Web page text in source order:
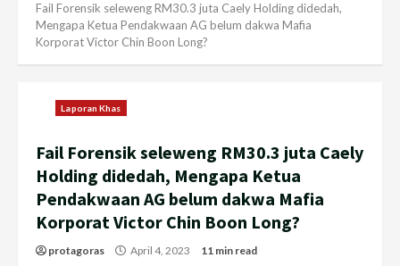
Fail Forensik seleweng RM30.3 juta Caely Holding didedah,
Mengapa Ketua Pendakwaan AG belum dakwa Mafia
Korporat Victor Chin Boon Long?
Laporan Khas
Fail Forensik seleweng RM30.3 juta Caely
Holding didedah, Mengapa Ketua
Pendakwaan AG belum dakwa Mafia
Korporat Victor Chin Boon Long?
protagoras April 4, 2023 11 min read